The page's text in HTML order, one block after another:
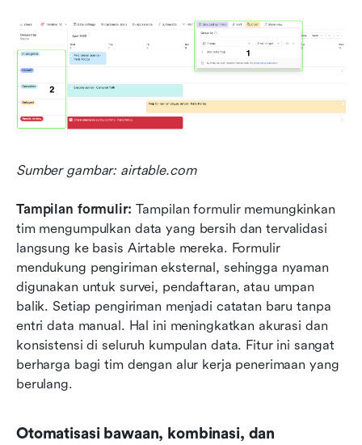
Sumber gambar: airtable.com
Tampilan formulir: Tampilan formulir memungkinkan
tim mengumpulkan data yang bersih dan tervalidasi
langsung ke basis Airtable mereka. Formulir
mendukung pengiriman eksternal, sehingga nyaman
digunakan untuk survei, pendaftaran, atau umpan
balik. Setiap pengiriman menjadi catatan baru tanpa
entri data manual. Hal ini meningkatkan akurasi dan
konsistensi di seluruh kumpulan data. Fitur ini sangat
berharga bagi tim dengan alur kerja penerimaan yang
berulang.
Otomatisasi bawaan, kombinasi, dan